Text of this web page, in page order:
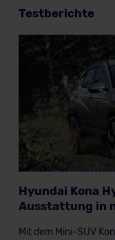
Testberichte
Hyundai Kona
Ausstattung in
Mit dem Mini-SUV